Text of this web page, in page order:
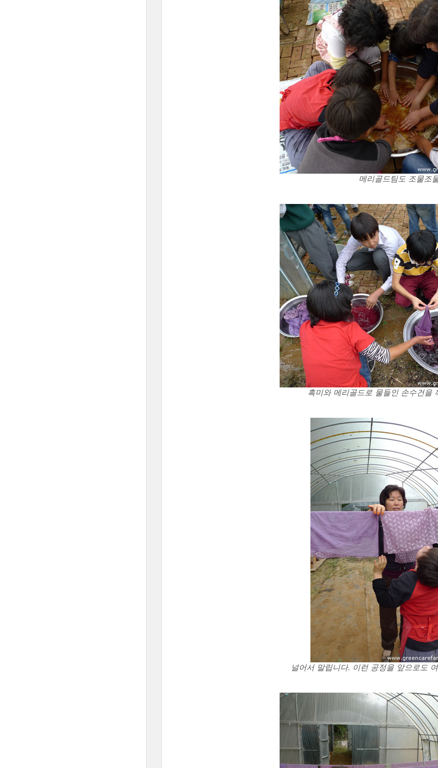
메리골드팀도 조물조
흑미와 메리골드로 물들인 손수건을
널어서 말립니다. 이런 공정을 앞으로도